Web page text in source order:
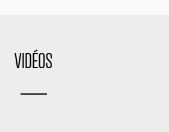
VIDÉOS